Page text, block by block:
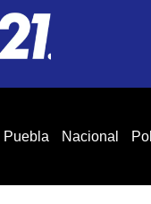
Puebla Nacional